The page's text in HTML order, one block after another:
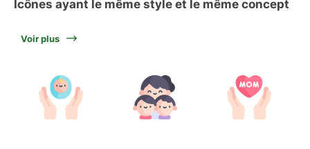
Icônes ayant le même style et le même concept
Voir plus